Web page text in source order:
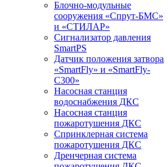
Блочно-модульные
сооружения «Спрут-БМС»
и «СТИЛАР»
Сигнализатор давления
SmartPS
Датчик положения затвора
«SmartFly» и «SmartFly-
С300»
Насосная станция
водоснабжения ДКС
Насосная станция
пожаротушения ДКС
Спринклерная система
пожаротушения ДКС
Дренчерная система